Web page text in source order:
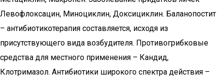
Левофлоксацин, Миноциклин, Доксициклин. Баланопостит
– антибиотикотерапия составляется, исходя из
присутствующего вида возбудителя. Противогрибковые
средства для местного применения – Кандид,
Клотримазол. Антибиотики широкого спектра действия –